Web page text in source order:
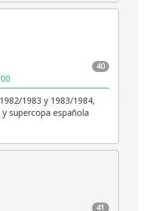
40
1983 y 1983/1984,
supercopa española
41